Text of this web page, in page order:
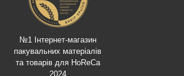
№1 Інтернет-магазин
пакувальних матеріалів
та товарів для HoReCa
2024